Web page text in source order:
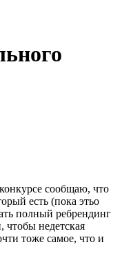
сообщаю, что
есть (пока этьо
полный ребрендинг
чтобы недетская
тоже самое, что и